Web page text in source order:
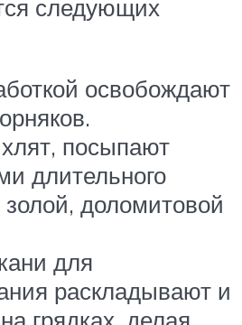
следующих
освобождают
посыпают
длительного
доломитовой
для
раскладывают и